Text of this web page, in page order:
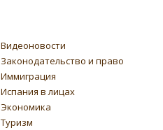
Видеоновости
Законодательство и право
Иммиграция
Испания в лицах
Экономика
Туризм